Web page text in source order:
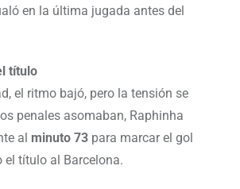
en la última jugada antes del
título
el ritmo bajó, pero la tensión se
penales asomaban, Raphinha
al minuto 73 para marcar el gol
el título al Barcelona.